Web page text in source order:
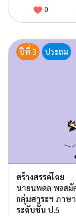
0
ปีที่ 3 ประถม
สร้างสรรค์โดย
นายนพดล พลสมั
กลุ่มสาระฯ ภาษ
ระดับชั้น ป.5